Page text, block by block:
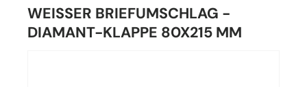
WEISSER BRIEFUMSCHLAG - D
IAMANT-KLAPPE 80X215 MM